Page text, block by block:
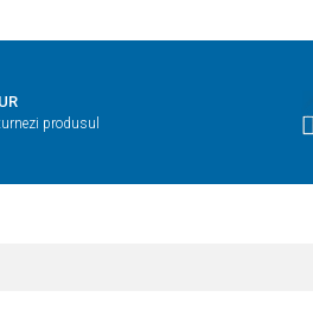
produsul